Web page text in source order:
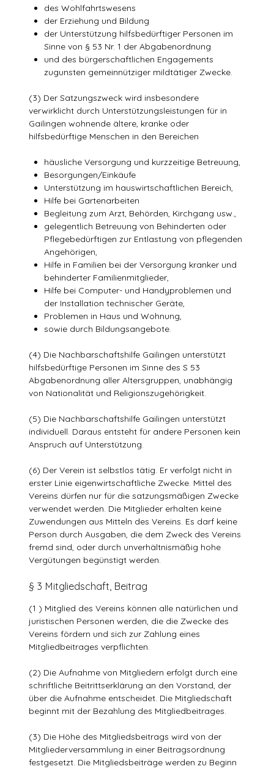
des Wohlfahrtswesens
der Erziehung und Bildung
der Unterstützung hilfsbedürftiger Personen im
Sinne von § 53 Nr. 1 der Abgabenordnung
und des bürgerschaftlichen Engagements
zugunsten gemeinnütziger mildtätiger Zwecke.
(3) Der Satzungszweck wird insbesondere
verwirklicht durch Unterstützungsleistungen für in
Gailingen wohnende ältere, kranke oder
hilfsbedürftige Menschen in den Bereichen
häusliche Versorgung und kurzzeitige Betreuung,
Besorgungen/Einkäufe
Unterstützung im hauswirtschaftlichen Bereich,
Hilfe bei Gartenarbeiten
Begleitung zum Arzt, Behörden, Kirchgang usw.,
gelegentlich Betreuung von Behinderten oder
Pflegebedürftigen zur Entlastung von pflegenden
Angehörigen,
Hilfe in Familien bei der Versorgung kranker und
behinderter Familienmitglieder,
Hilfe bei Computer- und Handyproblemen und
der Installation technischer Geräte,
Problemen in Haus und Wohnung,
sowie durch Bildungsangebote.
(4) Die Nachbarschaftshilfe Gailingen unterstützt
hilfsbedürftige Personen im Sinne des S 53
Abgabenordnung aller Altersgruppen, unabhängig
von Nationalität und Religionszugehörigkeit.
(5) Die Nachbarschaftshilfe Gailingen unterstützt
individuell. Daraus entsteht für andere Personen kein
Anspruch auf Unterstützung.
(6) Der Verein ist selbstlos tätig. Er verfolgt nicht in
erster Linie eigenwirtschaftliche Zwecke. Mittel des
Vereins dürfen nur für die satzungsmäßigen Zwecke
verwendet werden. Die Mitglieder erhalten keine
Zuwendungen aus Mitteln des Vereins. Es darf keine
Person durch Ausgaben, die dem Zweck des Vereins
fremd sind, oder durch unverhältnismäßig hohe
Vergütungen begünstigt werden.
§ 3 Mitgliedschaft, Beitrag
(1 ) Mitglied des Vereins können alle natürlichen und
juristischen Personen werden, die die Zwecke des
Vereins fördern und sich zur Zahlung eines
Mitgliedbeitrages verpflichten.
(2) Die Aufnahme von Mitgliedern erfolgt durch eine
schriftliche Beitrittserklärung an den Vorstand, der
über die Aufnahme entscheidet. Die Mitgliedschaft
beginnt mit der Bezahlung des Mitgliedbeitrages.
(3) Die Höhe des Mitgliedsbeitrags wird von der
Mitgliederversammlung in einer Beitragsordnung
festgesetzt. Die Mitgliedsbeiträge werden zu Beginn